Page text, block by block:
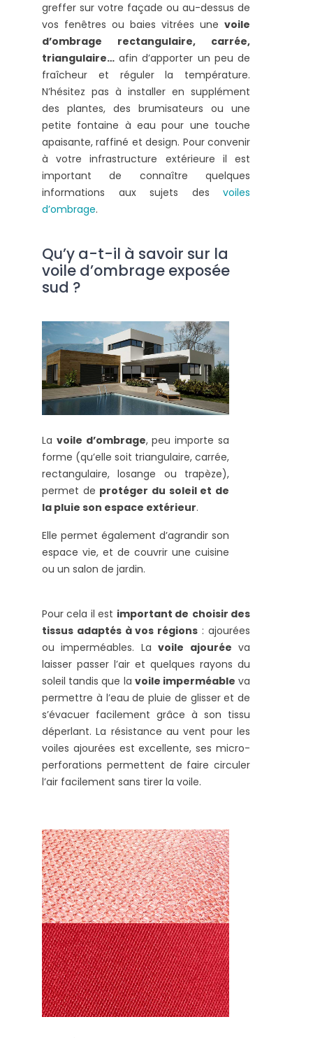
greffer sur votre façade ou au-dessus de
vos fenêtres ou baies vitrées une voile
d’ombrage rectangulaire, carrée,
triangulaire… afin d’apporter un peu de
fraîcheur et réguler la température.
N’hésitez pas à installer en supplément
des plantes, des brumisateurs ou une
petite fontaine à eau pour une touche
apaisante, raffiné et design. Pour convenir
à votre infrastructure extérieure il est
important de connaître quelques
informations aux sujets des voiles
d’ombrage.
Qu’y a-t-il à savoir sur la
voile d’ombrage exposée
sud ?
La voile d’ombrage, peu importe sa
forme (qu’elle soit triangulaire, carrée,
rectangulaire, losange ou trapèze),
permet de protéger du soleil et de
la pluie son espace extérieur.
Elle permet également d’agrandir son
espace vie, et de couvrir une cuisine
ou un salon de jardin.
Pour cela il est important de choisir des
tissus adaptés à vos régions : ajourées
ou imperméables. Lavoile ajourée va
laisser passer l’air et quelques rayons du
soleil tandis que la voile imperméable va
permettre à l’eau de pluie de glisser et de
s’évacuer facilement grâce à son tissu
déperlant. La résistance au vent pour les
voiles ajourées est excellente, ses micro-
perforations permettent de faire circuler
l’air facilement sans tirer la voile.